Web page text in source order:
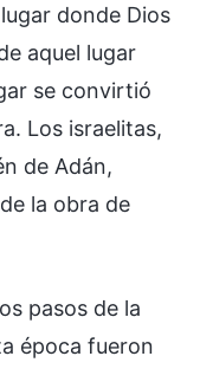
donde Dios
aquel lugar
se convirtió
Los israelitas,
de Adán,
la obra de
pasos de la
época fueron